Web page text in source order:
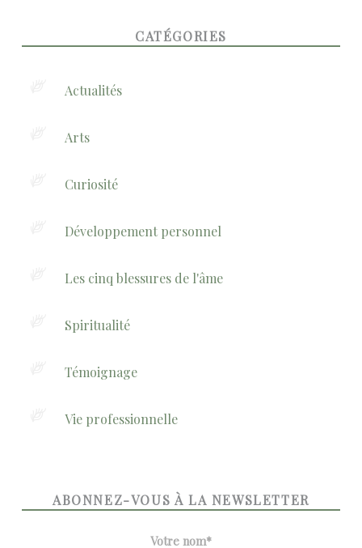
CATÉGORIES
Actualités
Arts
Curiosité
Développement personnel
Les cinq blessures de l'âme
Spiritualité
Témoignage
Vie professionnelle
ABONNEZ-VOUS À LA NEWSLETTER
Votre nom*